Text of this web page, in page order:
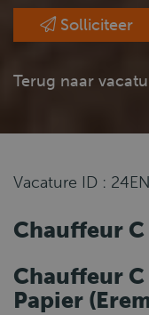
Solliciteer
Terug naar
Vacature ID :
Chauffeur C
Chauffeur
Papier